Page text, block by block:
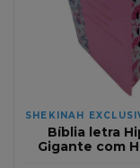
SHEKINAH
Bíblia letra
Gigante com